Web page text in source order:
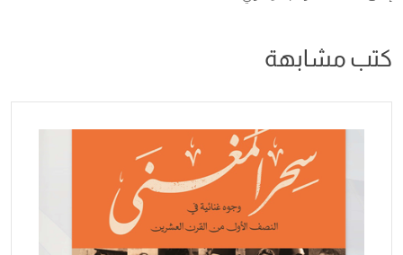
كتب مشابهة